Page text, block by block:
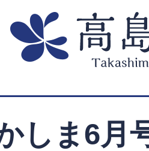
しま6月